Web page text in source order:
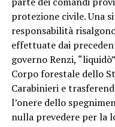
protezione civile. Una
responsabilità
effettuate dai
governo Renzi,
Corpo forestale dello
Carabinieri e
l’onere dello
nulla prevedere per la